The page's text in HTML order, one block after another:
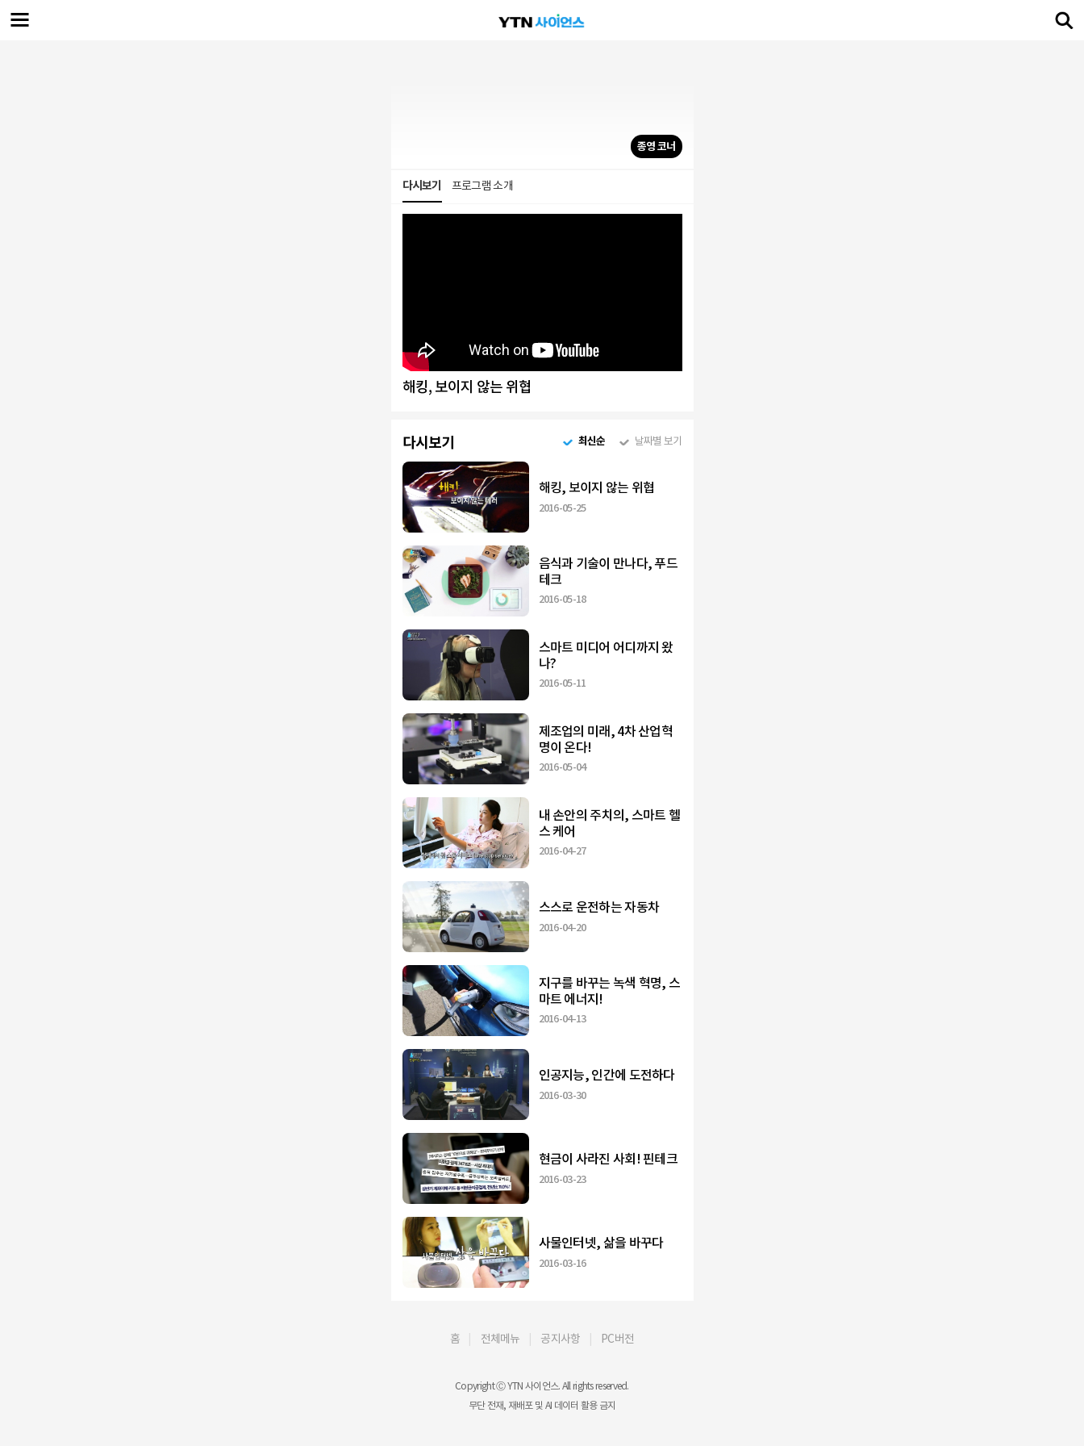
종영 코너
다시보기 프로그램 소개
해킹, 보이지 않는 위협
다시보기 최신순 날짜별 보기
해킹, 보이지 않는 위협
2016-05-25
음식과 기술이 만나다, 푸드
테크
2016-05-18
스마트 미디어 어디까지 왔
나?
2016-05-11
제조업의 미래, 4차 산업혁
명이 온다!
2016-05-04
내 손안의 주치의, 스마트 헬
스 케어
2016-04-27
스스로 운전하는 자동차
2016-04-20
지구를 바꾸는 녹색 혁명, 스
마트 에너지!
2016-04-13
인공지능, 인간에 도전하다
2016-03-30
현금이 사라진 사회! 핀테크
2016-03-23
사물인터넷, 삶을 바꾸다
2016-03-16
홈 전체메뉴 공지사항 PC버전
Copyright Ⓒ YTN 사이언스. All rights reserved.
무단 전재, 재배포 및 AI 데이터 활용 금지